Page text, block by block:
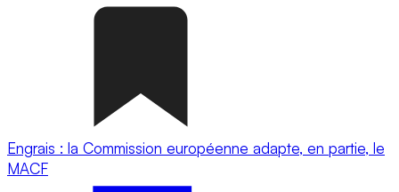
Engrais : la Commission européenne adapte, en partie, le
MACF